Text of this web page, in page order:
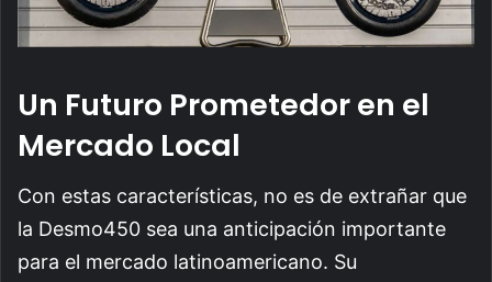
Un Futuro Prometedor en el
Mercado Local
Con estas características, no es de extrañar que
la Desmo450 sea una anticipación importante
para el mercado latinoamericano. Su